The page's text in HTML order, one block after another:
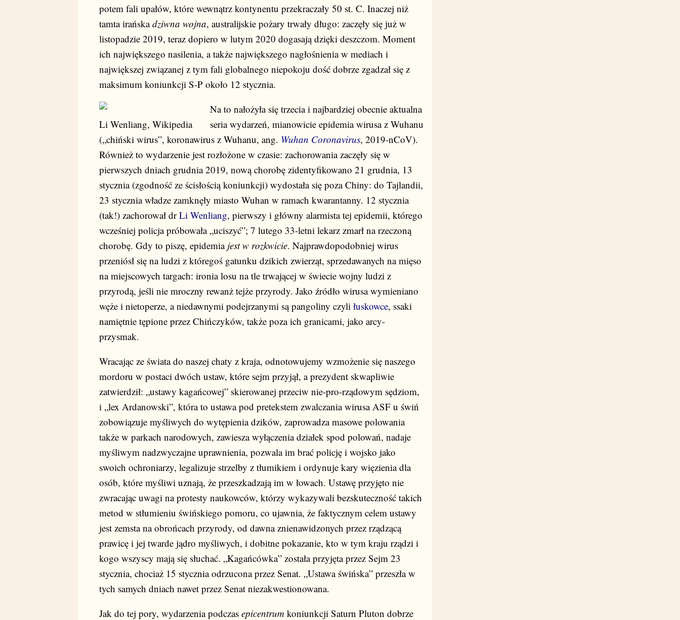
potem fali upałów, które wewnątrz kontynentu przekraczały 50 st. C. Inaczej niż
tamta irańskadziwna wojna, australijskie pożary trwały długo: zaczęły się już w
listopadzie 2019, teraz dopiero w lutym 2020 dogasają dzięki deszczom. Moment
ich największego nasilenia, a także największego nagłośnienia w mediach i
największej związanej z tym fali globalnego niepokoju dość dobrze zgadzał się z
maksimum koniunkcji S-P około 12 stycznia.
Li Wenliang, Wikipedia
Na to nałożyła się trzecia i najbardziej obecnie aktualna
seria wydarzeń, mianowicie epidemia wirusa z Wuhanu
(„chiński wirus”, koronawirus z Wuhanu, ang. Wuhan Coronavirus, 2019-nCoV).
Również to wydarzenie jest rozłożone w czasie: zachorowania zaczęły się w
pierwszych dniach grudnia 2019, nową chorobę zidentyfikowano 21 grudnia, 13
stycznia (zgodność ze ścisłością koniunkcji) wydostała się poza Chiny: do Tajlandii,
23 stycznia władze zamknęły miasto Wuhan w ramach kwarantanny. 12 stycznia
(tak!) zachorował drLi Wenliang, pierwszy i główny alarmista tej epidemii, którego
wcześniej policja próbowała „uciszyć”; 7 lutego 33-letni lekarz zmarł na rzeczoną
chorobę. Gdy to piszę, epidemia jest w rozkwicie. Najprawdopodobniej wirus
przeniósł się na ludzi z któregoś gatunku dzikich zwierząt, sprzedawanych na mięso
na miejscowych targach: ironia losu na tle trwającej w świecie wojny ludzi z
przyrodą, jeśli nie mroczny rewanż tejże przyrody. Jako źródło wirusa wymieniano
węże i nietoperze, a niedawnymi podejrzanymi są pangoliny czyli łuskowce, ssaki
namiętnie tępione przez Chińczyków, także poza ich granicami, jako arcy-
przysmak.
Wracając ze świata do naszej chaty z kraja, odnotowujemy wzmożenie się naszego
mordoru w postaci dwóch ustaw, które sejm przyjął, a prezydent skwapliwie
zatwierdził: „ustawy kagańcowej” skierowanej przeciw nie-pro-rządowym sędziom,
i „lex Ardanowski”, która to ustawa pod pretekstem zwalczania wirusa ASF u świń
zobowiązuje myśliwych do wytępienia dzików, zaprowadza masowe polowania
także w parkach narodowych, zawiesza wyłączenia działek spod polowań, nadaje
myśliwym nadzwyczajne uprawnienia, pozwala im brać policję i wojsko jako
swoich ochroniarzy, legalizuje strzelby z tłumikiem i ordynuje kary więzienia dla
osób, które myśliwi uznają, że przeszkadzają im w łowach. Ustawę przyjęto nie
zwracając uwagi na protesty naukowców, którzy wykazywali bezskuteczność takich
metod w stłumieniu świńskiego pomoru, co ujawnia, że faktycznym celem ustawy
jest zemsta na obrońcach przyrody, od dawna znienawidzonych przez rządzącą
prawicę i jej twarde jądro myśliwych, i dobitne pokazanie, kto w tym kraju rządzi i
kogo wszyscy mają się słuchać. „Kagańcówka” została przyjęta przez Sejm 23
stycznia, chociaż 15 stycznia odrzucona przez Senat. „Ustawa świńska” przeszła w
tych samych dniach nawet przez Senat niezakwestionowana.
Jak do tej pory, wydarzenia podczas epicentrum koniunkcji Saturn Pluton dobrze